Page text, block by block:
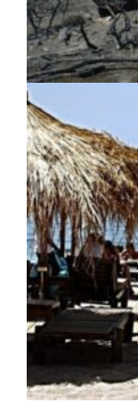
ΚΟΙΝΩΝΙΑ
Αττικής μετά
πυρκαγιά:
στρεμμάτων